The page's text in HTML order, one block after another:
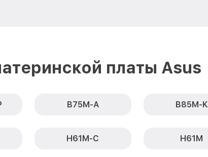
платы Asus
B75M-A B85M-K
H61M-C H61M